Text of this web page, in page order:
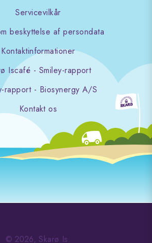
Servicevilkår
beskyttelse af persondata
Kontaktinformationer
Iscafé - Smiley-rapport
rapport - Biosynergy A/S
Kontakt os
© 2026,Skarø Is.